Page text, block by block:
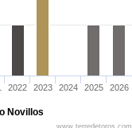
Novillos
2022 2023 2024 2025 2026
www.terredetoros.com